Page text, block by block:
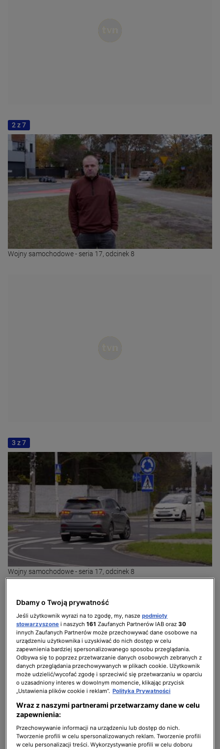
2 z 7
Wojny samochodowe - seria 17, odcinek 8
3 z 7
Wojny samochodowe - seria 17, odcinek 8
Dbamy o Twoją prywatność
Jeśli użytkownik wyrazi na to zgodę, my, naszepodmioty
stowarzyszone i naszych161 Zaufanych Partnerów IAB oraz30
innych Zaufanych Partnerów może przechowywać dane osobowe na
urządzeniu użytkownika i uzyskiwać do nich dostęp w celu
zapewnienia bardziej spersonalizowanego sposobu przeglądania.
Odbywa się to poprzez przetwarzanie danych osobowych zebranych z
danych przeglądania przechowywanych w plikach cookie. Użytkownik
może udzielić/wycofać zgodę i sprzeciwić się przetwarzaniu w oparciu
o uzasadniony interes w dowolnym momencie, klikając przycisk
„Ustawienia plików cookie i reklam”. Polityka Prywatności
Wraz z naszymi partnerami przetwarzamy dane w celu
zapewnienia:
Przechowywanie informacji na urządzeniu lub dostęp do nich.
Tworzenie profili w celu spersonalizowanych reklam. Tworzenie profili
w celu personalizacji treści. Wykorzystywanie profili w celu doboru